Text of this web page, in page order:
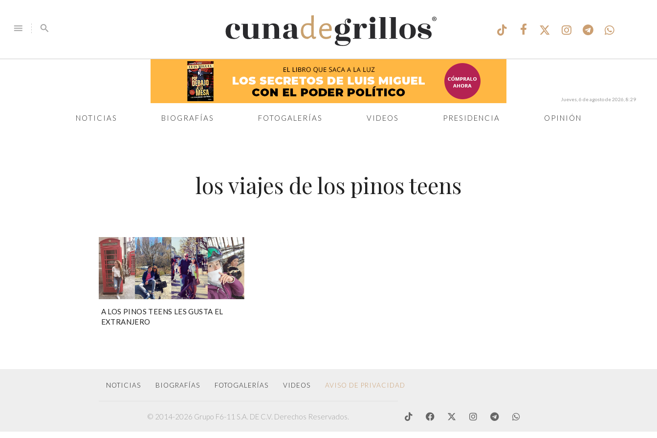
menu search
®
NOTICIAS BIOGRAFÍAS FOTOGALERÍAS VIDEOS PRESIDENCIA OPINIÓN
Jueves, 6 de agosto de 2026, 8:29
los viajes de los pinos teens
A LOS PINOS TEENS LES GUSTA EL
EXTRANJERO
NOTICIAS BIOGRAFÍAS FOTOGALERÍAS VIDEOS AVISO DE PRIVACIDAD
© 2014-2026 Grupo F6-11 S.A. DE C.V. Derechos Reservados.